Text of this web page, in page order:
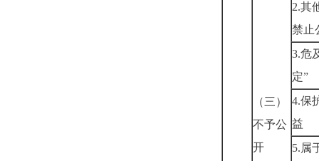
（三）
不予公
开
2.其
禁止
3.危
定”
4.保
益
5.属